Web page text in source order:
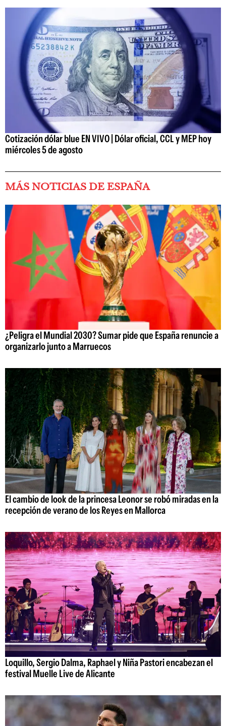
Cotización dólar blue EN VIVO | Dólar oficial, CCL y MEP hoy
miércoles 5 de agosto
MÁS NOTICIAS DE ESPAÑA
¿Peligra el Mundial 2030? Sumar pide que España renuncie a
organizarlo junto a Marruecos
El cambio de look de la princesa Leonor se robó miradas en la
recepción de verano de los Reyes en Mallorca
Loquillo, Sergio Dalma, Raphael y Niña Pastori encabezan el
festival Muelle Live de Alicante